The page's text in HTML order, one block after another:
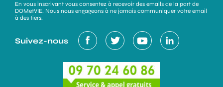
En vous inscrivant vous consentez à recevoir des emails de la part de
DOMetVIE. Nous nous engageons à ne jamais communiquer votre email
à des tiers.
Suivez-nous